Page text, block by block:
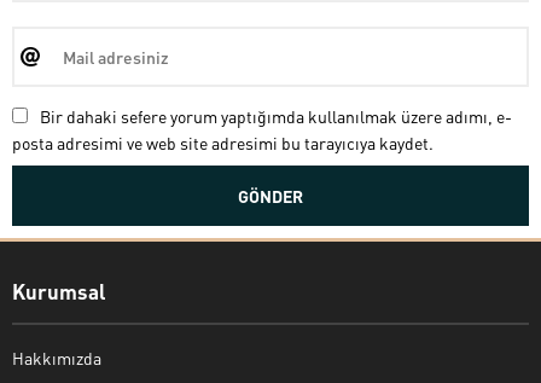
Bir dahaki sefere yorum yaptığımda kullanılmak üzere adımı, e-
posta adresimi ve web site adresimi bu tarayıcıya kaydet.
Kurumsal
Hakkımızda